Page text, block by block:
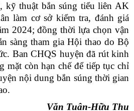
kỹ thuật bắn súng tiểu liên AK
làm cơ sở kiểm tra, đánh giá
2024; đồng thời lựa chọn vận
sàng tham gia Hội thao do Bộ
Ban CHQS huyện đã rút kinh
mặt còn hạn chế để tiếp tục chỉ
nội dung bắn súng thời gian
Văn Tuân-Hữu Thu